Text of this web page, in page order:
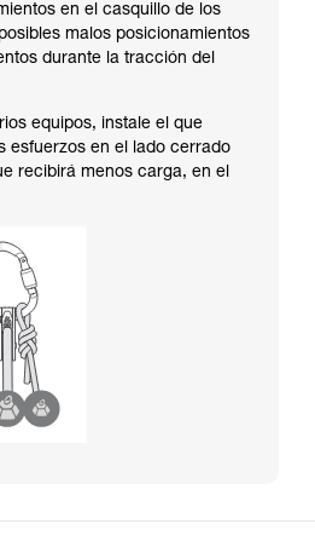
en el casquillo de los
malos posicionamientos
durante la tracción del
equipos, instale el que
esfuerzos en el lado cerrado
recibirá menos carga, en el